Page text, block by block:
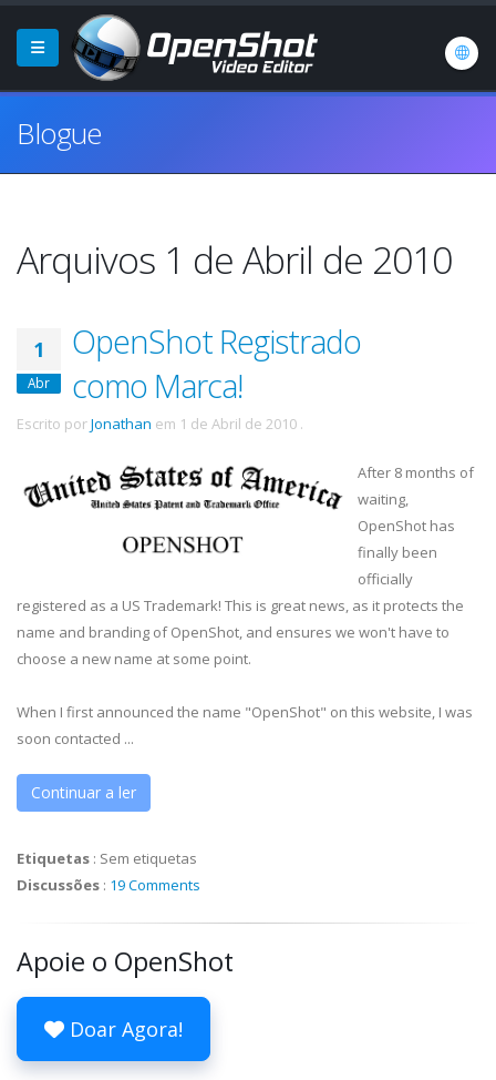
Blogue
Arquivos 1 de Abril de 2010
1
Abr
OpenShot Registrado
como Marca!
Escrito porJonathan em 1 de Abril de 2010 .
After 8 months of
waiting,
OpenShot has
finally been
officially
registered as a US Trademark! This is great news, as it protects the
name and branding of OpenShot, and ensures we won't have to
choose a new name at some point.
When I first announced the name "OpenShot" on this website, I was
soon contacted ...
Continuar a ler
Etiquetas : Sem etiquetas
Discussões : 19 Comments
Apoie o OpenShot
Doar Agora!